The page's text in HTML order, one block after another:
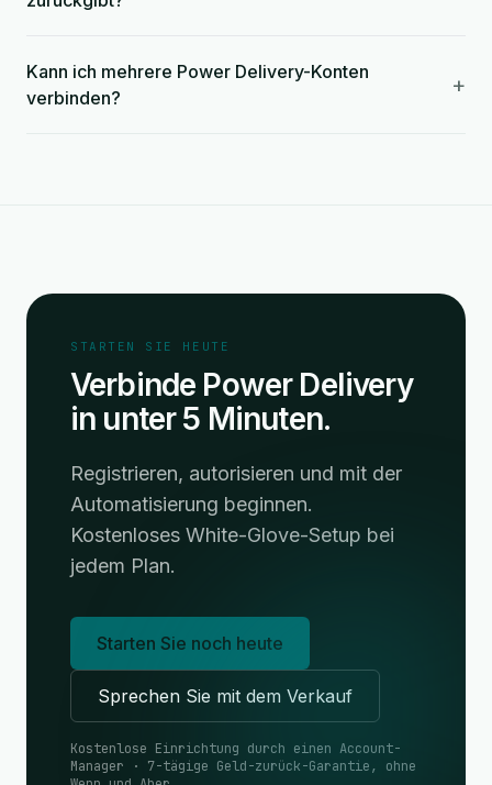
Kann ich mehrere Power Delivery-Konten
verbinden?
+
STARTEN SIE HEUTE
Verbinde Power Delivery
in unter 5 Minuten.
Registrieren, autorisieren und mit der
Automatisierung beginnen.
Kostenloses White-Glove-Setup bei
jedem Plan.
Starten Sie noch heute
Sprechen Sie mit dem Verkauf
Kostenlose Einrichtung durch einen Account-
Manager · 7-tägige Geld-zurück-Garantie, ohne